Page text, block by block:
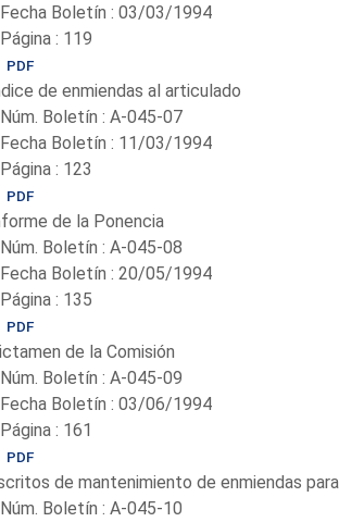
Boletín : 03/03/1994
: 119
PDF
de enmiendas al articulado
Boletín : A-045-07
Boletín : 11/03/1994
: 123
PDF
de la Ponencia
Boletín : A-045-08
Boletín : 20/05/1994
: 135
PDF
de la Comisión
Boletín : A-045-09
Boletín : 03/06/1994
: 161
PDF
de mantenimiento de enmiendas
Boletín : A-045-10